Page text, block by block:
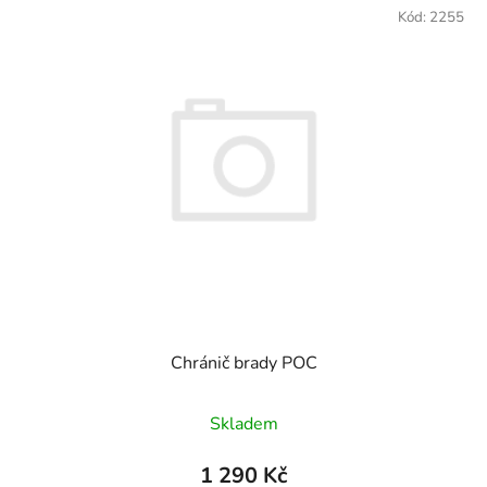
Chránič brady POC
Skladem
1 290 Kč
Kód: 2255